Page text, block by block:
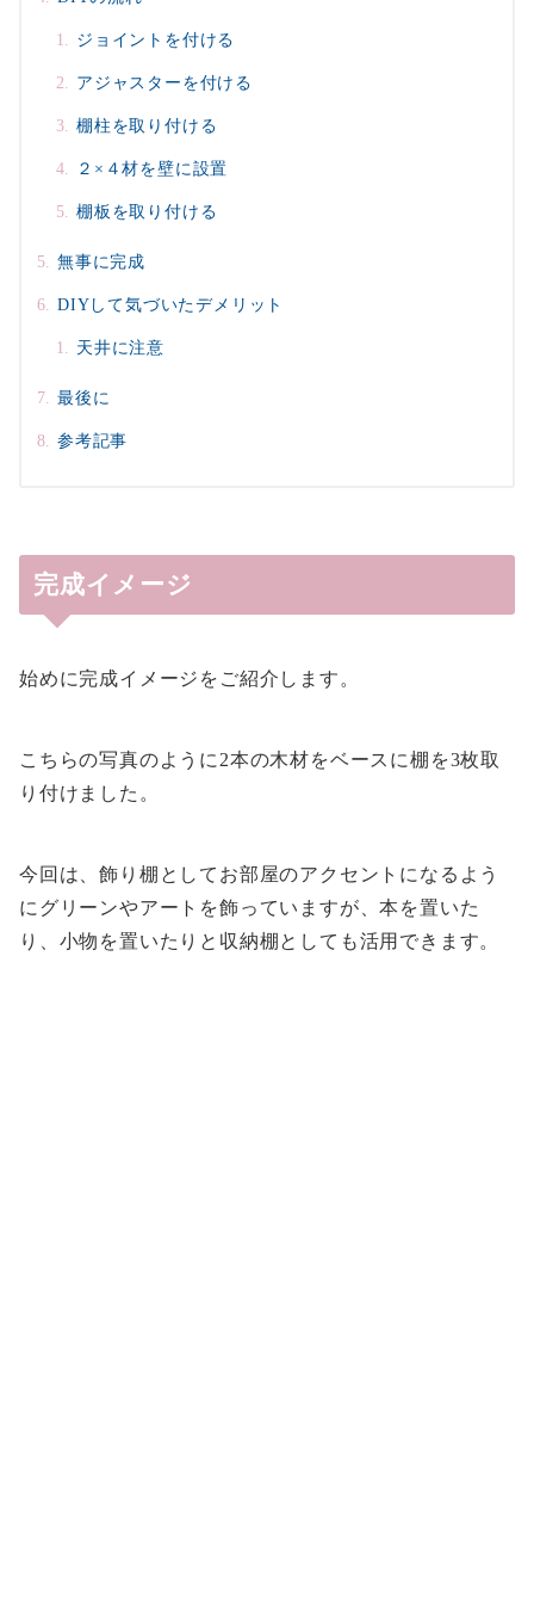
ジョイントを付ける
アジャスターを付ける
棚柱を取り付ける
２×４材を壁に設置
棚板を取り付ける
無事に完成
DIYして気づいたデメリット
天井に注意
最後に
参考記事
完成イメージ
始めに完成イメージをご紹介します。
こちらの写真のように2本の木材をベースに棚を3枚取
り付けました。
今回は、飾り棚としてお部屋のアクセントになるよう
にグリーンやアートを飾っていますが、本を置いた
り、小物を置いたりと収納棚としても活用できます。